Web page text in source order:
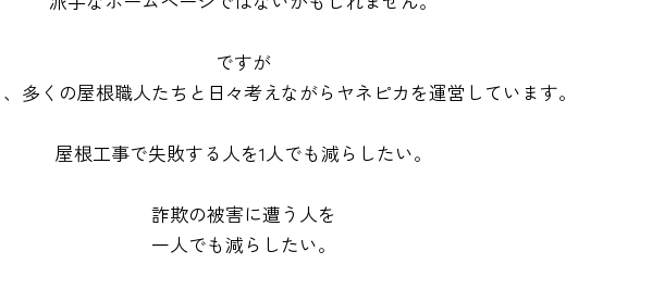
ですが
多くの屋根職人たちと日々考えながらヤネピカを運営しています。
屋根工事で失敗する人を1人でも減らしたい。
詐欺の被害に遭う人を
一人でも減らしたい。